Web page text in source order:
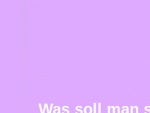
Was soll man